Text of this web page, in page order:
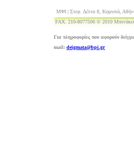
ΜΦΙ | Στεφ. Δέλτα 8, Κηφισιά,
FAX. 210-8077506 © 2010
Για πληροφορίες που αφορούν
mail: deigmata@bpi.gr